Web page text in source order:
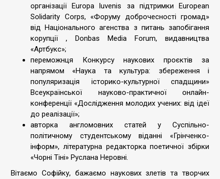
організації Europa luvenis за підтримки European
Solidarity Corps, «Форуму доброчесності громад»
від Національного агенства з питань запобігання
корупції , Donbas Media Forum, видавництва
«Артбукс»;
переможнця Конкурсу наукових проєктів за
напрямом «Наука та культура: збереження і
популяризація історико-культурної спадщини»
Всеукраїнської науково-практичної онлайн-
конференції «Дослідження молодих учених: від ідеї
до реалізації»;
авторка англомовних статей у Суспільно-
політичному студентському віданні «Грінченко-
інформ», літературна редакторка поетичної збірки
«Чорні Тіні» Руслана Неровні.
Вітаємо Софійку, бажаємо наукових злетів та творчих